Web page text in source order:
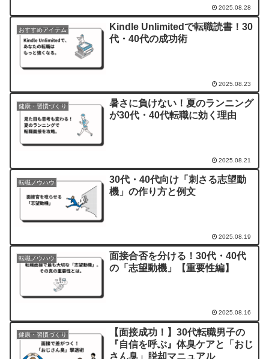
2025.08.28
おすすめアイテム
Kindle Unlimitedで転職読書！30
代・40代の成功術
2025.08.23
健康・習慣づくり
暑さに負けない！夏のランニング
が30代・40代転職に効く理由
2025.08.21
転職ノウハウ
30代・40代向け「刺さる志望動
機」の作り方と例文
2025.08.19
転職ノウハウ
面接合否を分ける！30代・40代
の「志望動機」【重要性編】
2025.08.16
健康・習慣づくり
【面接成功！】30代転職男子の
『自信を呼ぶ』体臭ケアと「おじ
さん臭」脱却マニュアル